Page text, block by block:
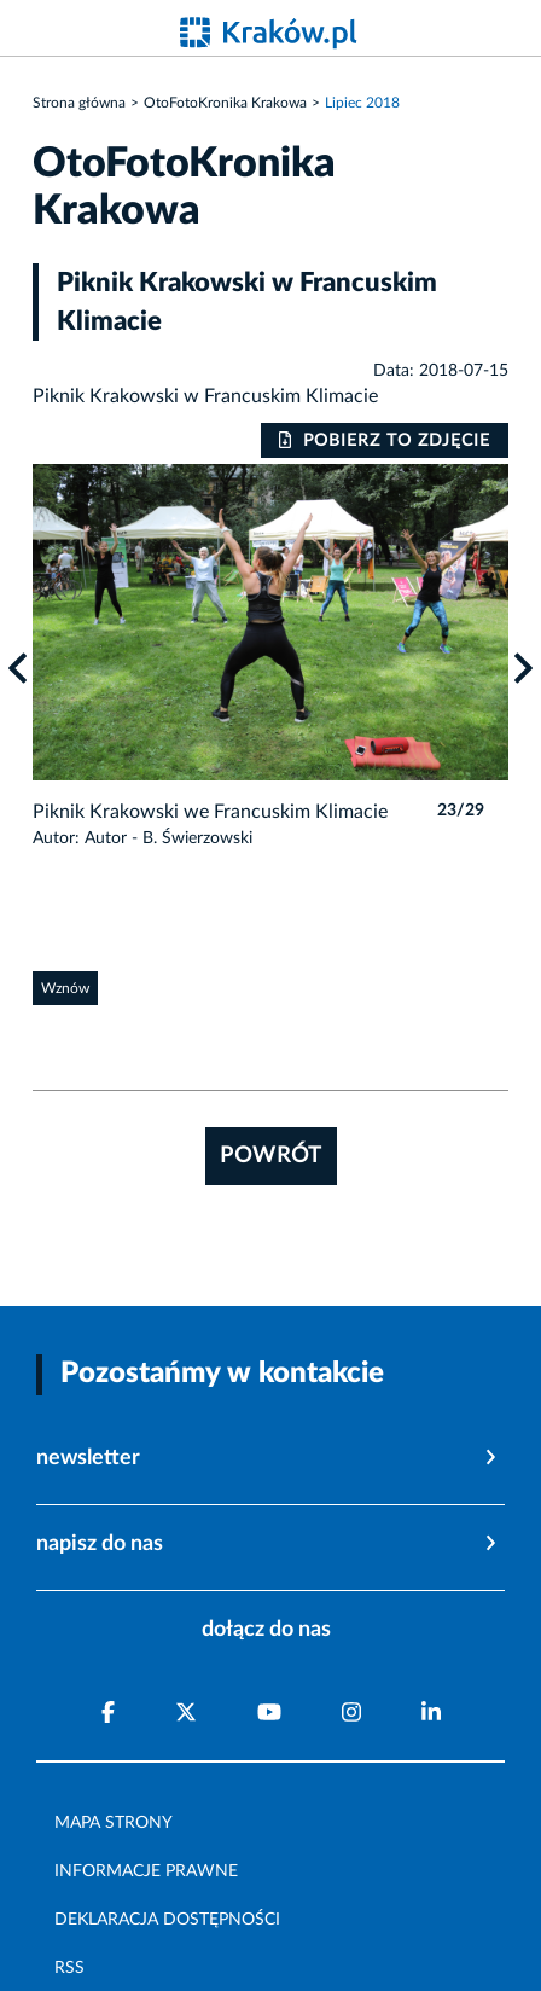
Strona główna OtoFotoKronika Krakowa Lipiec 2018
OtoFotoKronika
Krakowa
Piknik Krakowski w Francuskim
Klimacie
Data: 2018-07-15
Piknik Krakowski w Francuskim Klimacie
POBIERZ TO ZDJĘCIE
Piknik Krakowski we Francuskim Klimacie
Autor: Autor - B. Świerzowski
23/29
Wznów
POWRÓT
Pozostańmy w kontakcie
newsletter
napisz do nas
dołącz do nas
MAPA STRONY
INFORMACJE PRAWNE
DEKLARACJA DOSTĘPNOŚCI
RSS